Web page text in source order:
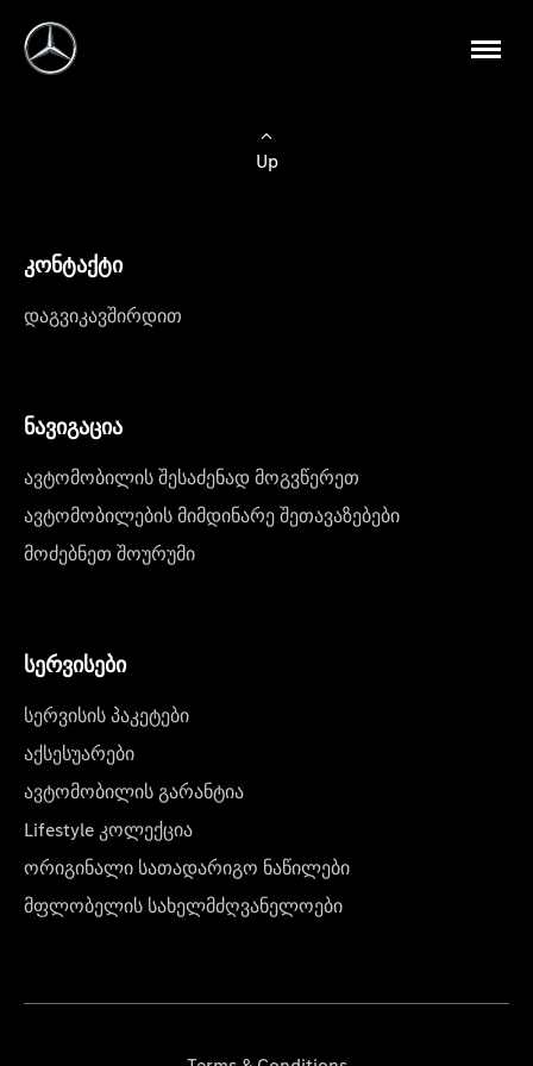
Up
კონტაქტი
დაგვიკავშირდით
ნავიგაცია
ავტომობილის შესაძენად მოგვწერეთ
ავტომობილების მიმდინარე შეთავაზებები
მოძებნეთ შოურუმი
სერვისები
სერვისის პაკეტები
აქსესუარები
ავტომობილის გარანტია
Lifestyle კოლექცია
ორიგინალი სათადარიგო ნაწილები
მფლობელის სახელმძღვანელოები